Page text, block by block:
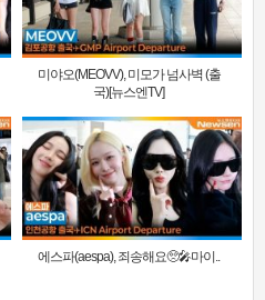
미야오(MEOVV), 미모가 넘사벽 (출
국)[뉴스엔TV]
에스파(aespa), 죄송해요🥺🎤마이..